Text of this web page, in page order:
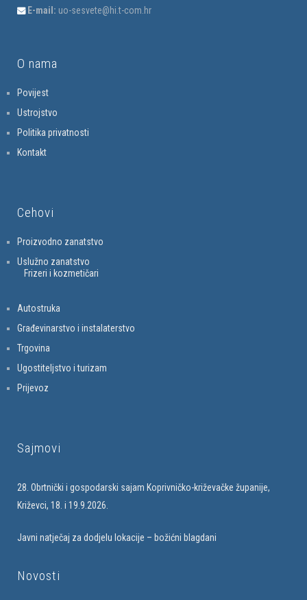
E-mail: uo-sesvete@hi.t-com.hr
O nama
Povijest
Ustrojstvo
Politika privatnosti
Kontakt
Cehovi
Proizvodno zanatstvo
Uslužno zanatstvo
Frizeri i kozmetičari
Autostruka
Građevinarstvo i instalaterstvo
Trgovina
Ugostiteljstvo i turizam
Prijevoz
Sajmovi
28. Obrtnički i gospodarski sajam Koprivničko-križevačke županije,
Križevci, 18. i 19.9.2026.
Javni natječaj za dodjelu lokacije – božićni blagdani
Novosti